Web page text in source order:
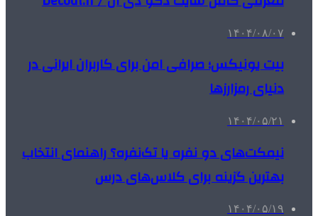
۱۴۰۴/۰۸/۰۷
بیت یونیکس؛ صرافی امن برای کاربران ایرانی در
دنیای رمزارزها
۱۴۰۴/۰۵/۲۱
نیمکت‌های دو نفره یا تک‌نفره؟ راهنمای انتخاب
بهترین گزینه برای کلاس‌های درس
۱۴۰۴/۰۵/۱۹